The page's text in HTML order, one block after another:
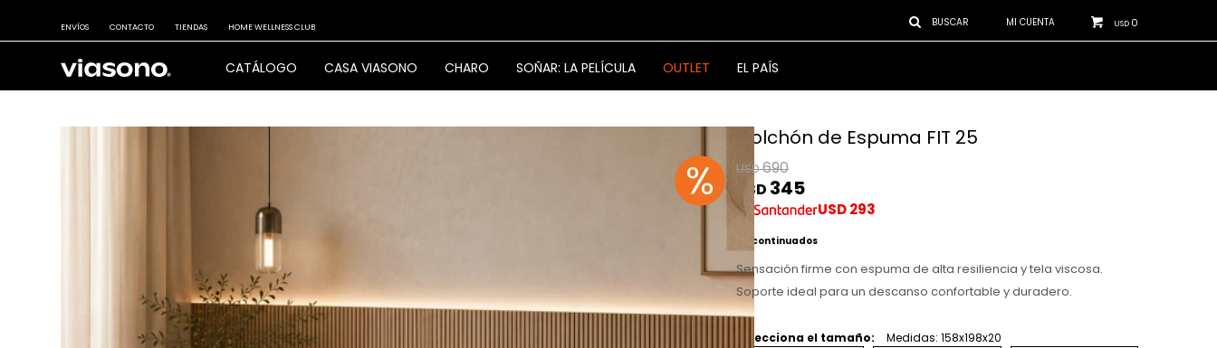
CATÁLOGO CASA VIASONO CHARO SOÑAR: LA PELÍCULA OUTLET EL PAÍS
USD 0
ENVÍOS CONTACTO TIENDAS HOME WELLNESS CLUB
Colchón de Espuma FIT 25
USD690
USD 345
USD293
Discontinuados
Sensación firme con espuma de alta resiliencia y tela viscosa.
Soporte ideal para un descanso confortable y duradero.
Selecciona el tamaño: Medidas: 158x198x20